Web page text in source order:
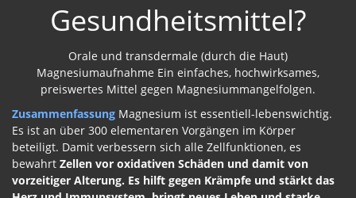
Gesundheitsmittel?
Orale und transdermale (durch die Haut)
Magnesiumaufnahme Ein einfaches, hochwirksames,
preiswertes Mittel gegen Magnesiummangelfolgen.
Zusammenfassung Magnesium ist essentiell-lebenswichtig.
Es ist an über 300 elementaren Vorgängen im Körper
beteiligt. Damit verbessern sich alle Zellfunktionen, es
bewahrt Zellen vor oxidativen Schäden und damit von
vorzeitiger Alterung. Es hilft gegen Krämpfe und stärkt das